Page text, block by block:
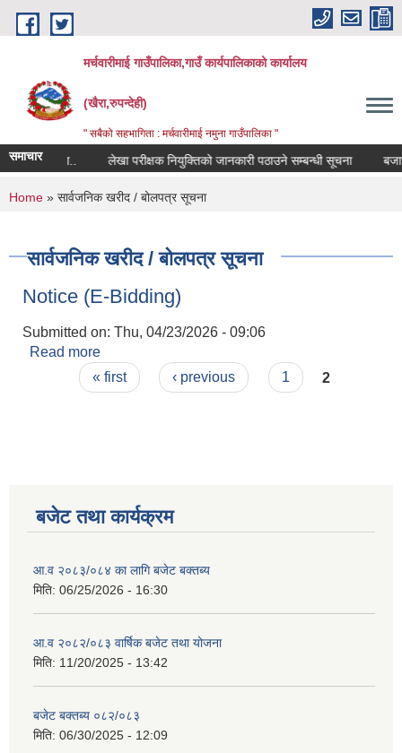
Skip to main content
मर्चवारीमाई गाउँपालिका,गाउँ कार्यपालिकाको कार्यालय
(खैरा,रुपन्देही)
" सबैको सहभागिता : मर्चवारीमाई नमुना गाउँपालिका "
समाचार
सूचना.. लेखा परीक्षक नियुक्तिको जानकारी पठाउने सम्बन्धी सूचना बजार
You are here
Home » सार्वजनिक खरीद / बोलपत्र सूचना
सार्वजनिक खरीद / बोलपत्र सूचना
Notice (E-Bidding)
Submitted on: Thu, 04/23/2026 - 09:06
Read more
Pages« first ‹ previous 1 2
बजेट तथा कार्यक्रम
आ.व २०८३/०८४ का लागि बजेट बक्तब्य
मिति: 06/25/2026 - 16:30
आ.व २०८२/०८३ वार्षिक बजेट तथा योजना
मिति: 11/20/2025 - 13:42
बजेट बक्तब्य ०८२/०८३
मिति: 06/30/2025 - 12:09